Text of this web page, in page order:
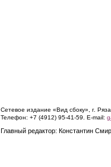
Сетевое издание «Вид сбоку», г.
Телефон: +7 (4912) 95-41-59. E-mail:
Главный редактор: Константин